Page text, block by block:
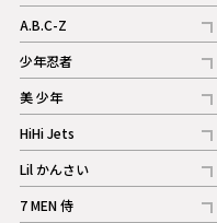
記事
A.B.C-Z
記事
ギャラリー
少年忍者
記事
美 少年
記事
HiHi Jets
記事
Lil かんさい
記事
7 MEN 侍